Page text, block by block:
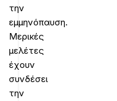
την
εμμηνόπαυση.
Μερικές
μελέτες
έχουν
συνδέσει
την